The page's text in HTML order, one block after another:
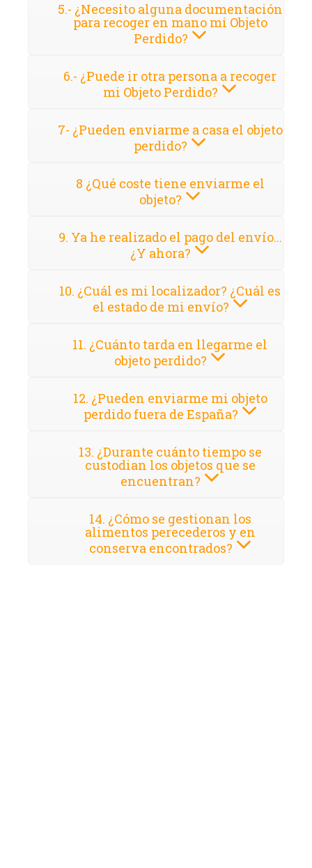
5.- ¿Necesito alguna documentación
para recoger en mano mi Objeto
Perdido?
6.- ¿Puede ir otra persona a recoger
mi Objeto Perdido?
7- ¿Pueden enviarme a casa el objeto
perdido?
8 ¿Qué coste tiene enviarme el
objeto?
9. Ya he realizado el pago del envío...
¿Y ahora?
10. ¿Cuál es mi localizador? ¿Cuál es
el estado de mi envío?
11. ¿Cuánto tarda en llegarme el
objeto perdido?
12. ¿Pueden enviarme mi objeto
perdido fuera de España?
13. ¿Durante cuánto tiempo se
custodian los objetos que se
encuentran?
14. ¿Cómo se gestionan los
alimentos perecederos y en
conserva encontrados?